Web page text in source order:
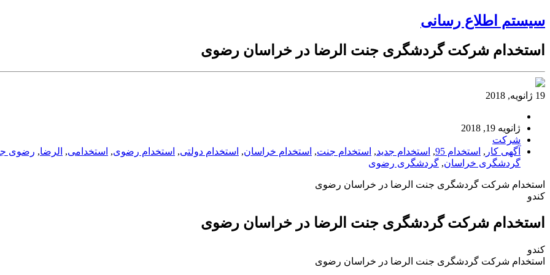
سیستم اطلاع رسانی
استخدام شرکت گردشگری جنت الرضا در خراسان رضوی
19 ژانویه, 2018
ژانویه 19, 2018
شرکت
آگهی کار , استخدام 95 , استخدام جدید, استخدام جنت, استخدام خراسان, استخدام دولتی, استخدام رضوی, استخدامی, الرضا, رضوی
گردشگری خراسان, گردشگری رضوی
استخدام شرکت گردشگری جنت الرضا در خراسان رضوی
کندو
استخدام شرکت گردشگری جنت الرضا در خراسان رضوی
کندو
استخدام شرکت گردشگری جنت الرضا در خراسان رضوی